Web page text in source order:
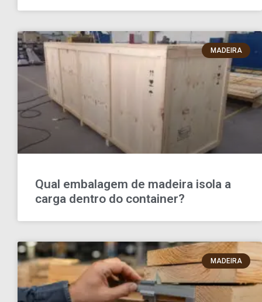
MADEIRA
Qual embalagem de madeira isola a
carga dentro do container?
MADEIRA